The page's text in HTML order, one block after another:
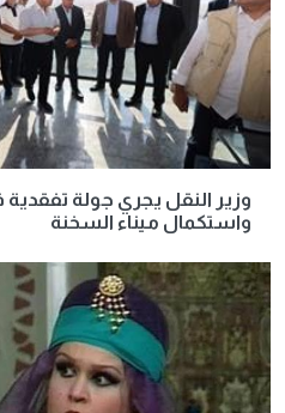
وزير النقل يجري جولة
واستكمال ميناء السخنة